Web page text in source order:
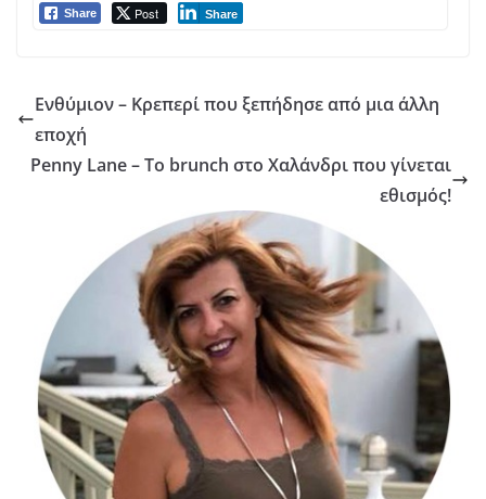
Share Post Share
Ενθύμιον – Κρεπερί που ξεπήδησε από μια άλλη
εποχή
Penny Lane – Το brunch στο Χαλάνδρι που γίνεται
εθισμός!